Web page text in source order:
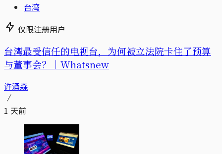
台湾
仅限注册用户
台湾最受信任的电视台，为何被立法院卡住了预算
与董事会？｜Whatsnew
许涌森
1 天前